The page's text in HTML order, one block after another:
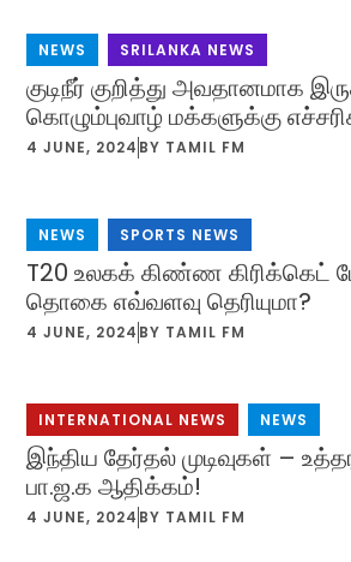
NEWS SRILANKA NEWS
குடிநீர் குறித்து அவதானமாக
கொழும்புவாழ் மக்களுக்கு
4 JUNE, 2024 BY TAMIL FM
NEWS SPORTS NEWS
T20 உலகக் கிண்ண கிரிக்கெட்
தொகை எவ்வளவு தெரியுமா?
4 JUNE, 2024 BY TAMIL FM
INTERNATIONAL NEWS NEWS
இந்திய தேர்தல் முடிவுகள் –
பா.ஜ.க ஆதிக்கம்!
4 JUNE, 2024 BY TAMIL FM